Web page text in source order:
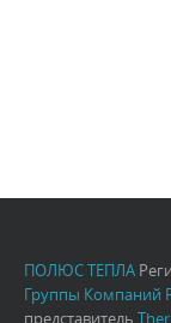
ПОЛЮС ТЕПЛА
Группы Компаний
представитель